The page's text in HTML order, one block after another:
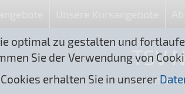
TSV
Sie
optimal zu gestalten und
Sie der Verwendung von
erhalten Sie in unserer